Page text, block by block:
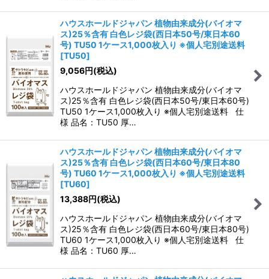
ハウスホールドジャパン 植物由来成分(バイオマ
ス)25％含有 白色レジ袋(西日本50号/東日本60
号) TU50 1ケース1,000枚入り ※個人宅別途送料
[TU50]
9,056円(税込)
ハウスホールドジャパン 植物由来成分(バイオマ
ス)25％含有 白色レジ袋(西日本50号/東日本60号)
TU50 1ケース1,000枚入り ※個人宅別途送料 仕
様 品名：TU50 厚…
ハウスホールドジャパン 植物由来成分(バイオマ
ス)25％含有 白色レジ袋(西日本60号/東日本80
号) TU60 1ケース1,000枚入り ※個人宅別途送料
[TU60]
13,388円(税込)
ハウスホールドジャパン 植物由来成分(バイオマ
ス)25％含有 白色レジ袋(西日本60号/東日本80号)
TU60 1ケース1,000枚入り ※個人宅別途送料 仕
様 品名：TU60 厚…